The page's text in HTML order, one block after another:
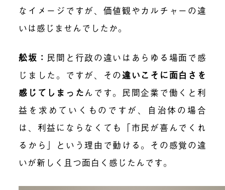
なイメージですが、価値観やカルチャーの違
いは感じませんでしたか。
舩坂： 民間と行政の違いはあらゆる場面で感
じました。ですが、その違いこそに面白さを
感じてしまったんです。民間企業で働くと利
益を求めていくものですが、自治体の場合
は、利益にならなくても「市民が喜んでくれ
るから」という理由で動ける。その感覚の違
いが新しく且つ面白く感じたんです。